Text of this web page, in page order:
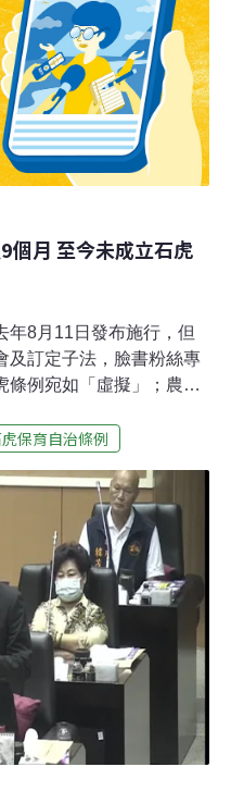
明顯拖咬痕跡，懷疑是
生物多樣性研究所，詳細
廷提到，2022年筏子溪流
，這次是今年筏子溪流域
首次發
個月 至今未成立石虎
年8月11日發布施行，但
及訂定子法，臉書粉絲專
條例宛如「虛擬」；農業
市政會議及議會法規委員
訂定「台中市石虎保育委
付獎勵及損害補償辦
告「台中市石虎保育委員
續發展。呼籲台中市議員
及子法的訂定，讓石虎
局表示，今年2月24日經
3月3日再送市府法規會審
對專家學者人數、性別平
局修正後於5月6日再次函
整機關意見
保育自治條例